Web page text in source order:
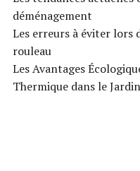
déménagement
Les erreurs à éviter lors
rouleau
Les Avantages
Thermique dans le